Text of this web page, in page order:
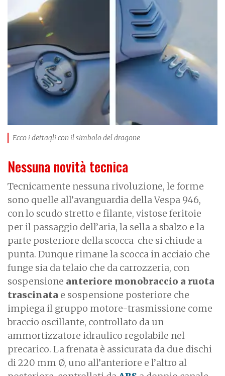
e
Ecco i dettagli con il simbolo del dragone
Nessuna novità tecnica
Tecnicamente nessuna rivoluzione, le forme
sono quelle all’avanguardia della Vespa 946,
con lo scudo stretto e filante, vistose feritoie
per il passaggio dell’aria, la sella a sbalzo e la
parte posteriore della scocca che si chiude a
punta. Dunque rimane la scocca in acciaio che
funge sia da telaio che da carrozzeria, con
sospensione anteriore monobraccio a ruota
trascinata e sospensione posteriore che
impiega il gruppo motore-trasmissione come
braccio oscillante, controllato da un
ammortizzatore idraulico regolabile nel
precarico. La frenata è assicurata da due dischi
di 220 mm Ø, uno all’anteriore e l’altro al